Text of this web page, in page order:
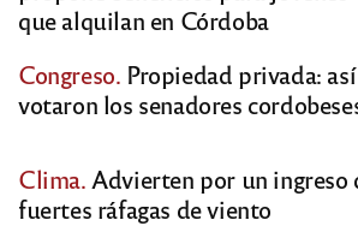
que alquilan en Córdoba
Congreso. Propiedad privada: así
votaron los senadores
Clima. Advierten por un ingreso
fuertes ráfagas de viento